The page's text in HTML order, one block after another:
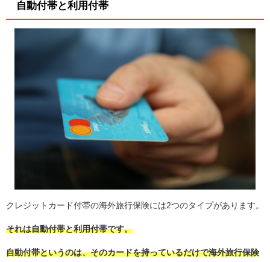
自動付帯と利用付帯
クレジットカード付帯の海外旅行保険には2つのタイプがあります。
それは自動付帯と利用付帯です。
自動付帯というのは、そのカードを持っているだけで海外旅行保険